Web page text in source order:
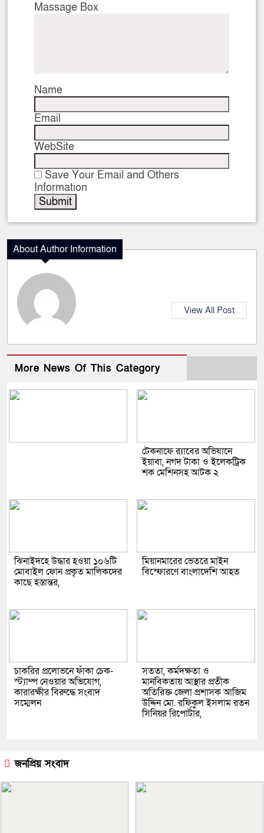
Massage Box
Name
Email
WebSite
Save Your Email and Others
Information
About Author Information
View All Post
More News Of This Category
টেকনাফে র‌্যাবের অভিযানে
ইয়াবা, নগদ টাকা ও ইলেকট্রিক
শক মেশিনসহ আটক ২
ঝিনাইদহে উদ্ধার হওয়া ১০৬টি
মোবাইল ফোন প্রকৃত মালিকদের
কাছে হস্তান্তর,
মিয়ানমারের ভেতরে মাইন
বিস্ফোরণে বাংলাদেশি আহত
চাকরির প্রলোভনে ফাঁকা চেক-
স্ট্যাম্প নেওয়ার অভিযোগ,
কারারক্ষীর বিরুদ্ধে সংবাদ
সম্মেলন
সততা, কর্মদক্ষতা ও
মানবিকতায় আস্থার প্রতীক
অতিরিক্ত জেলা প্রশাসক আজিম
উদ্দিন মো. রফিকুল ইসলাম রতন
সিনিয়র রিপোর্টার,
জনপ্রিয় সংবাদ